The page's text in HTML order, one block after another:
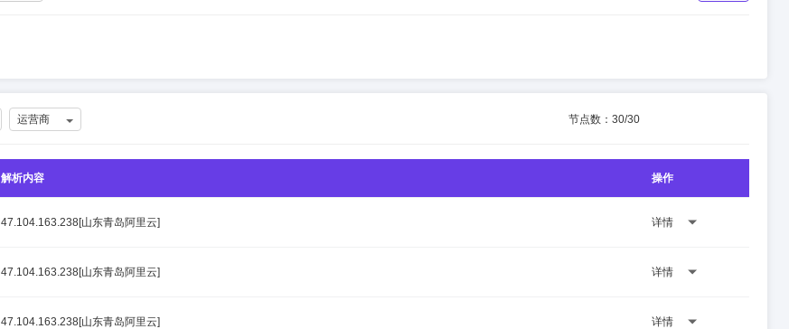
运营商 节点数： 30/30
解析内容 操作
47.104.163.238[山东青岛阿里云] 详情
47.104.163.238[山东青岛阿里云] 详情
47.104.163.238[山东青岛阿里云] 详情